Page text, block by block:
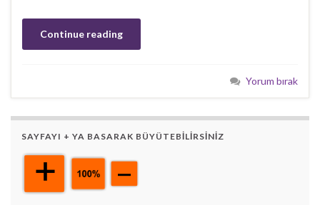
Continue reading
Yorum bırak
SAYFAYI + YA BASARAK BÜYÜTEBILIRSINIZ